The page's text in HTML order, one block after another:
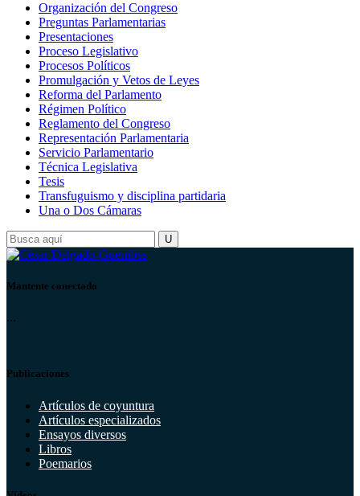
Organización del Congreso
Preguntas Parlamentarias
Presentaciones
Proceso Legislativo
Procesos Políticos
Promulgación y Vetos de Leyes
Reforma del Parlamento
Régimen Político
Reglamento del Congreso
Representación Parlamentaria
Servicio Parlamentario
Técnica Legislativa
Tesis
Transfuguismo y disciplina partidaria
Una o Dos Cámaras
Mantente conectado
...
Publicaciones
Artículos de coyuntura
Artículos especializados
Ensayos diversos
Libros
Poemarios